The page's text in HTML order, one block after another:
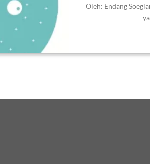
Oleh: Endang